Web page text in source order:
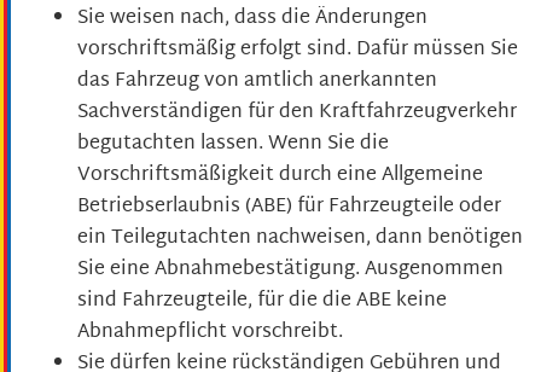
Sie weisen nach, dass die Änderungen
vorschriftsmäßig erfolgt sind. Dafür müssen Sie
das Fahrzeug von amtlich anerkannten
Sachverständigen für den Kraftfahrzeugverkehr
begutachten lassen. Wenn Sie die
Vorschriftsmäßigkeit durch eine Allgemeine
Betriebserlaubnis (ABE) für Fahrzeugteile oder
ein Teilegutachten nachweisen, dann benötigen
Sie eine Abnahmebestätigung. Ausgenommen
sind Fahrzeugteile, für die die ABE keine
Abnahmepflicht vorschreibt.
Sie dürfen keine rückständigen Gebühren und